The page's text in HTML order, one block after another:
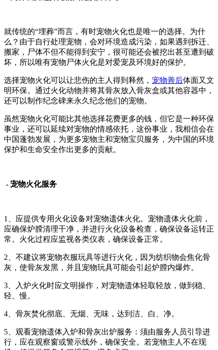
就传统的“埋葬”而言，有时宠物火化也是唯一的选择。为什
么？由于自行处理宠物，会对环境造成污染，如果遇到拆迁、
搬家，尸体不但不能得到安宁，很可能还会被挖出甚至遭到破
坏，所以唯有宠物尸体火化是对爱宠及环境好的保护。
选择宠物火化可以让悲伤的主人得到释然， 宠物善后体面又文
明环保。通过火化动物并将其骨灰放入骨灰盒或其他容器中，
还可以制作纪念碑来永久纪念他们的宠物。
虽然宠物火化可能比其他选择花费更多的钱，但它是一种环保
事业，还可以延续对宠物的情感依托，这份事业，我相信会在
中国蓬勃发展，为更多宠物主和宠物宝贝服务，为中国的环境
保护和生命安全作出更多的贡献。
- 宠物火化服务
1、应提供专用火化设备对宠物遗体火化。宠物遗体火化前，
应确保炉膛清理干净，并进行火化设备检查，确保设备运转正
常。火化过程应监视各类仪表，确保设备正常。
2、不建议将宠物衣服玩具等进行火化，因为纺织物会焦化骨
灰，使骨灰发黑，并且宠物玩具可能会引起炉膛内爆炸。
3、入炉火化时应文明操作，对宠物遗体轻取轻放，做到稳、
轻、慢。
4、骨灰焚化彻底、无烟、无味，达到洁、白、净。
5、观看宠物遗体入炉和骨灰出炉服务：须由服务人员引导进
行，应在观察窗或警示线外，确保安全。若宠物主人不在现